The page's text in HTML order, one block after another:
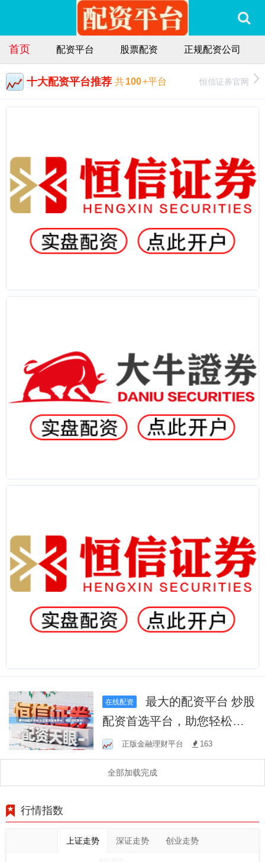
首页 配资平台 股票配资 正规配资公司
十大配资平台推荐 共100+平台 恒信证券官网
在线配资
最大的配资平台 炒股
配资首选平台，助您轻松盈
利！正版金融理财平台 163
全部加载完成
行情指数
上证走势 深证走势 创业走势